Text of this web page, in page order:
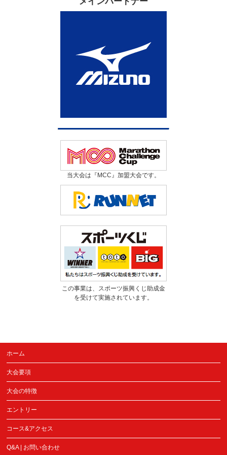
当大会は『MCC』加盟大会です。
この事業は、スポーツ振興くじ助成金
を受けて実施されています。
ホーム
大会要項
大会の特徴
エントリー
コース&アクセス
Q&A | お問い合わせ